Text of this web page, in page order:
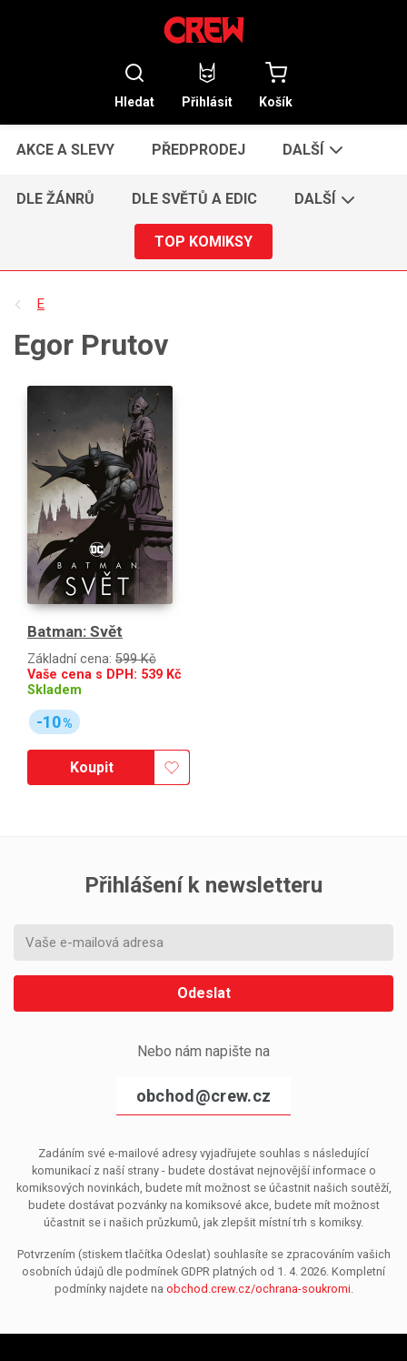
Hledat Přihlásit Košík
AKCE A SLEVY PŘEDPRODEJ DALŠÍ
DLE ŽÁNRŮ DLE SVĚTŮ A EDIC DALŠÍ
TOP KOMIKSY
E
Egor Prutov
Batman: Svět
Základní cena: 599 Kč
Vaše cena s DPH: 539 Kč
Skladem
-10%
Koupit
Přihlášení k newsletteru
Odeslat
Nebo nám napište na
obchod@crew.cz
Zadáním své e-mailové adresy vyjadřujete souhlas s následující
komunikací z naší strany - budete dostávat nejnovější informace o
komiksových novinkách, budete mít možnost se účastnit našich soutěží,
budete dostávat pozvánky na komiksové akce, budete mít možnost
účastnit se i našich průzkumů, jak zlepšit místní trh s komiksy.
Potvrzením (stiskem tlačítka Odeslat) souhlasíte se zpracováním vašich
osobních údajů dle podmínek GDPR platných od 1. 4. 2026. Kompletní
podmínky najdete na obchod.crew.cz/ochrana-soukromi.